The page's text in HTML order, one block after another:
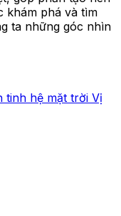
khám phá và tìm
ta những góc nhìn
tinh hệ mặt trời Vị